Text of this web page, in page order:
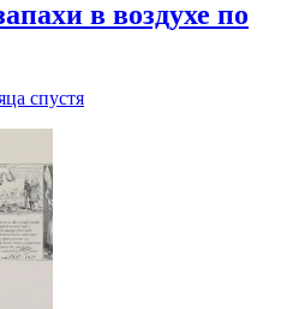
в воздухе по
спустя